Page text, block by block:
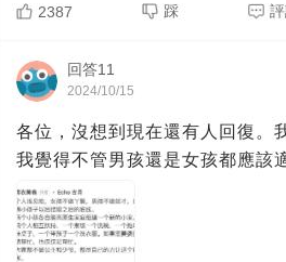
2387 踩
回答11
2024/10/15
各位，沒想到現在還有人回復。
我覺得不管男孩還是女孩都應該